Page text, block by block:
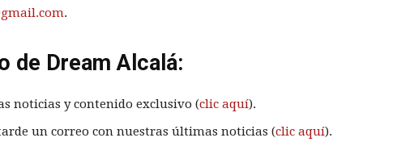
.
de Dream Alcalá:
noticias y contenido exclusivo (clic aquí).
un correo con nuestras últimas noticias (clic aquí).